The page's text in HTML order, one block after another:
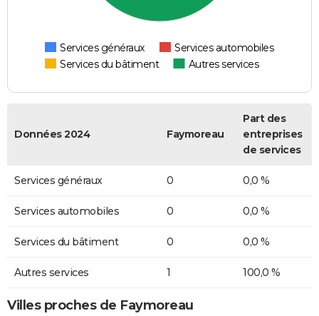
Services généraux
Services automobiles
Services du bâtiment
Autres services
Données 2024 Faymoreau
Part des
entreprises
de services
Services généraux 0 0,0 %
Services automobiles 0 0,0 %
Services du bâtiment 0 0,0 %
Autres services 1 100,0 %
Villes proches de Faymoreau